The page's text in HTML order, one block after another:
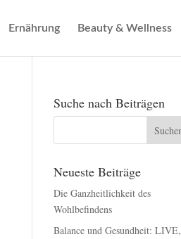
Ernährung Beauty & Wellness
Suche nach Beiträgen
Neueste Beiträge
Die Ganzheitlichkeit des
Wohlbefindens
Balance und Gesundheit: LIVE,